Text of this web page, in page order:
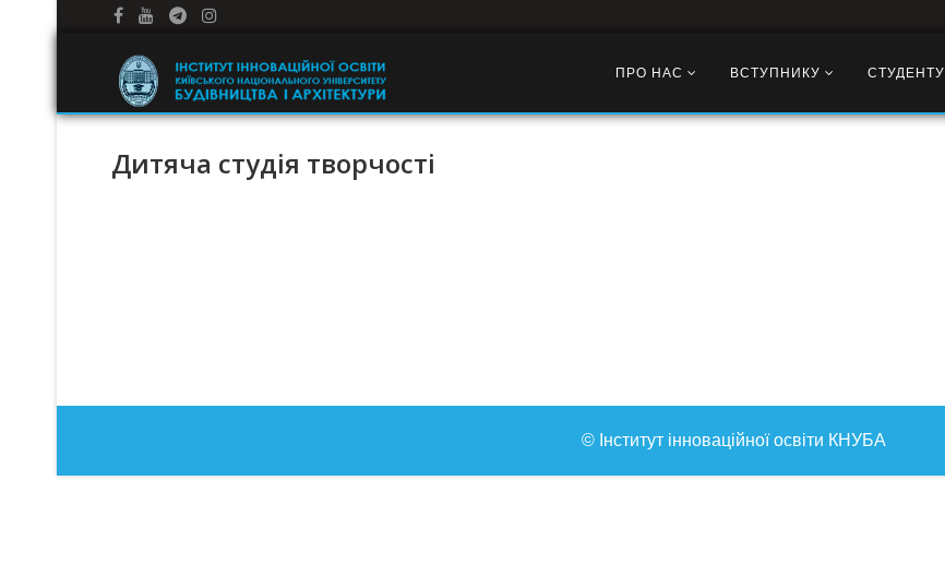
ПРО НАС ВСТУПНИКУ СТУДЕНТУ
Дитяча студія творчості
© Інститут інноваційної освіти КНУБА